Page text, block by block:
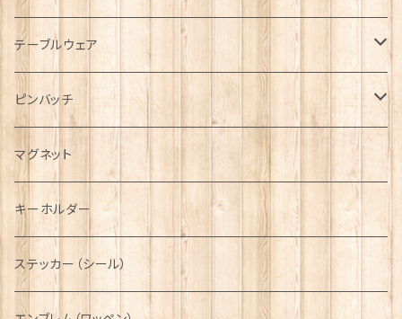
キャップ
ハンチング帽
キャスケット
ディアストーカー
ニット帽
Tシャツ
マフラー
タータン【Bronte by Moon】
タータン【Glencroft】
ボタンラップマフラー【Aran Traditions】
サッシュ
スカーフ
ファッションマスク
ブローチ
ペンダント
チャーム
その他のアクセサリー
インテリア置物
ラブスプーン
ラブスプーン【SION LLEWELLYN】
ラブスプーン【PAUL CURTIS】
ファブリック
テーブルウェア
ティータオル
ペーパーナプキン
ティーコジー
その他テーブルウェア
ピンバッチ
ジェネラルデザイン
乗り物
動物＆植物
国旗＆紋章
ミリタリー
NAVY
AIRFORCE
ピューター
マグネット
キーホルダー
ステッカー（シール）